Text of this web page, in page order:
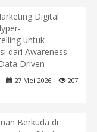
Digital
untuk
dari Awareness
Driven
27 Mei 2026 | 207
Berkuda di